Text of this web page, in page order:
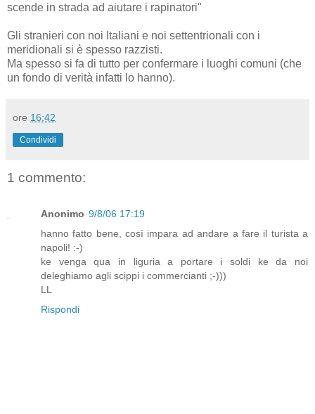
scende in strada ad aiutare i rapinatori"
Gli stranieri con noi Italiani e noi settentrionali con i
meridionali si è spesso razzisti.
Ma spesso si fa di tutto per confermare i luoghi comuni (che
un fondo di verità infatti lo hanno).
ore 16:42
Condividi
1 commento:
Anonimo 9/8/06 17:19
hanno fatto bene, così impara ad andare a fare il turista a
napoli! :-)
ke venga qua in liguria a portare i soldi ke da noi
deleghiamo agli scippi i commercianti ;-)))
LL
Rispondi